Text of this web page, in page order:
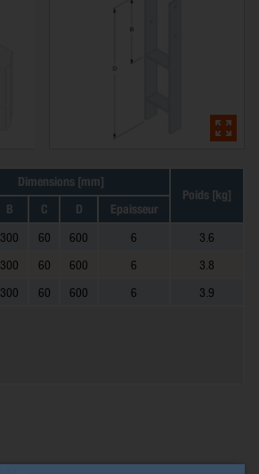
Dimensions [mm]
Poids [kg]
B C D Epaisseur
300 60 600 6
3.6
300 60 600 6
3.8
300 60 600 6 3.9